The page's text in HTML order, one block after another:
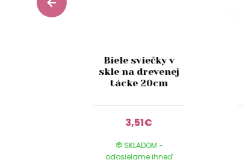
Biele sviečky v
skle na drevenej
tácke 20cm
3,51€
SKLADOM -
odosielame ihneď